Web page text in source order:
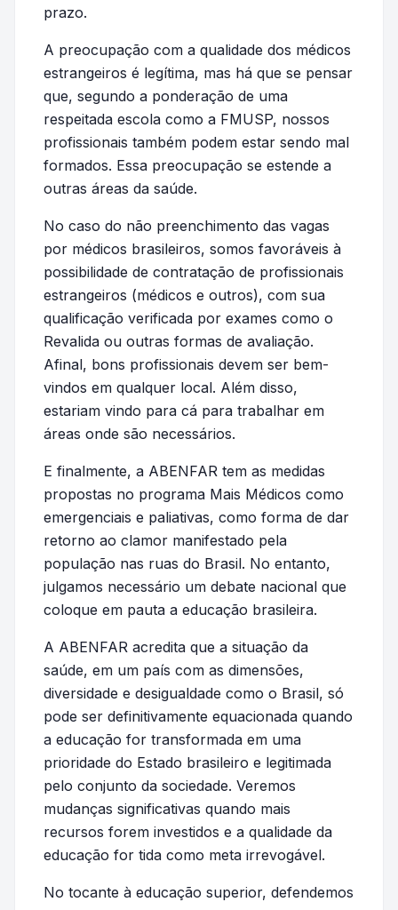
prazo.
A preocupação com a qualidade dos médicos
estrangeiros é legítima, mas há que se pensar
que, segundo a ponderação de uma
respeitada escola como a FMUSP, nossos
profissionais também podem estar sendo mal
formados. Essa preocupação se estende a
outras áreas da saúde.
No caso do não preenchimento das vagas
por médicos brasileiros, somos favoráveis à
possibilidade de contratação de profissionais
estrangeiros (médicos e outros), com sua
qualificação verificada por exames como o
Revalida ou outras formas de avaliação.
Afinal, bons profissionais devem ser bem-
vindos em qualquer local. Além disso,
estariam vindo para cá para trabalhar em
áreas onde são necessários.
E finalmente, a ABENFAR tem as medidas
propostas no programa Mais Médicos como
emergenciais e paliativas, como forma de dar
retorno ao clamor manifestado pela
população nas ruas do Brasil. No entanto,
julgamos necessário um debate nacional que
coloque em pauta a educação brasileira.
A ABENFAR acredita que a situação da
saúde, em um país com as dimensões,
diversidade e desigualdade como o Brasil, só
pode ser definitivamente equacionada quando
a educação for transformada em uma
prioridade do Estado brasileiro e legitimada
pelo conjunto da sociedade. Veremos
mudanças significativas quando mais
recursos forem investidos e a qualidade da
educação for tida como meta irrevogável.
No tocante à educação superior, defendemos